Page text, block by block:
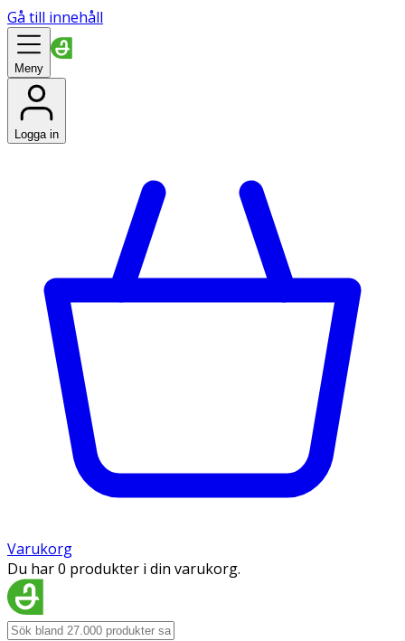
Gå till innehåll
Meny
Logga in
Varukorg
Du har 0 produkter i din varukorg.